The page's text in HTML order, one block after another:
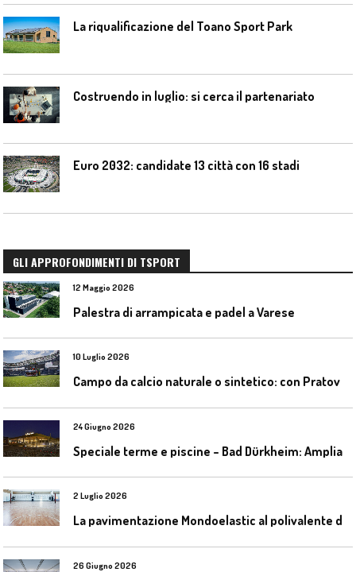
La riqualificazione del Toano Sport Park
Costruendo in luglio: si cerca il partenariato
Euro 2032: candidate 13 città con 16 stadi
GLI APPROFONDIMENTI DI TSPORT
12 Maggio 2026
Palestra di arrampicata e padel a Varese
10 Luglio 2026
24 Giugno 2026
2 Luglio 2026
26 Giugno 2026